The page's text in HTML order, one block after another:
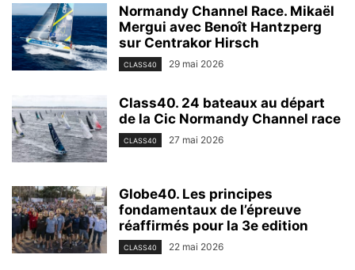
Normandy Channel Race. Mikaël
Mergui avec Benoît Hantzperg
sur Centrakor Hirsch
CLASS40 29 mai 2026
Class40. 24 bateaux au départ
de la Cic Normandy Channel race
CLASS40 27 mai 2026
Globe40. Les principes
fondamentaux de l’épreuve
réaffirmés pour la 3e edition
CLASS40 22 mai 2026